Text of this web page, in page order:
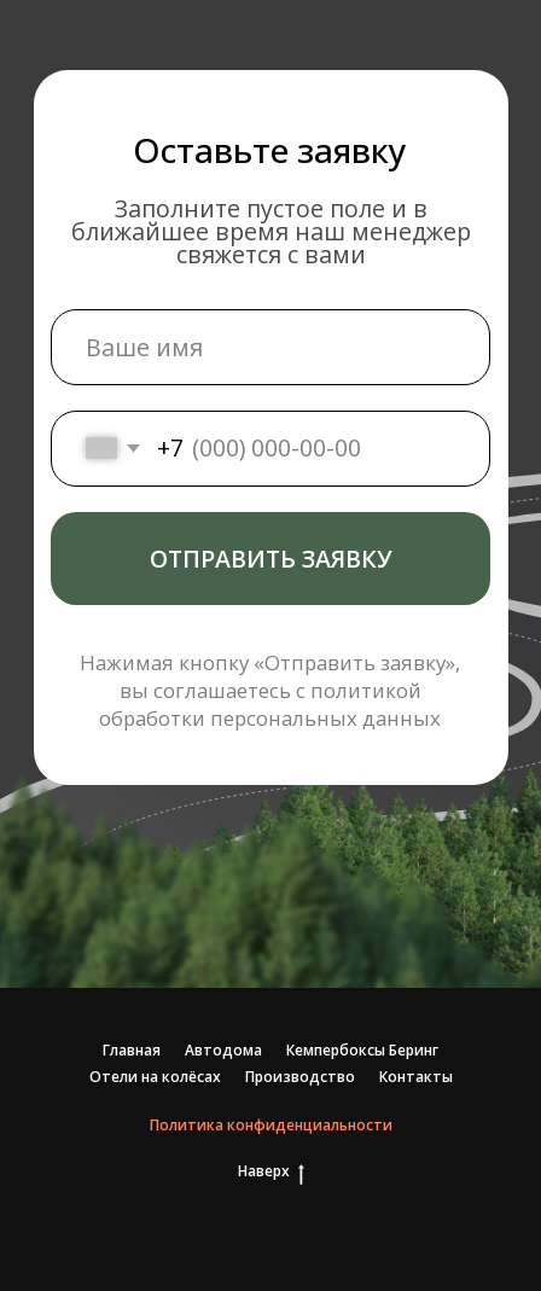
Главная Автодома
Кемпербоксы Беринг
Отели на колёсах
Производство Контакты
Политика конфиденциальности
Наверх